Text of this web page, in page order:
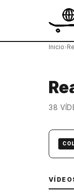
Inicio›
38